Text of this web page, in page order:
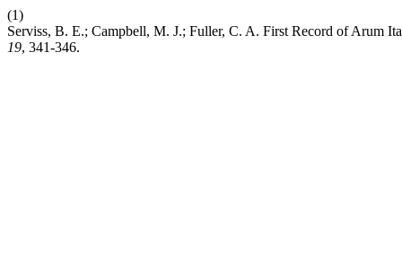
(1)
Serviss, B. E.; Campbell, M. J.; Fuller, C. A. First Record of Arum
19, 341-346.